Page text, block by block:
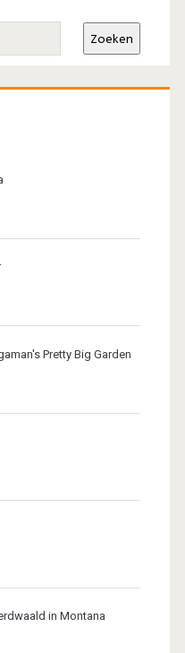
Zoeken
Pretty Big Garden
in Montana